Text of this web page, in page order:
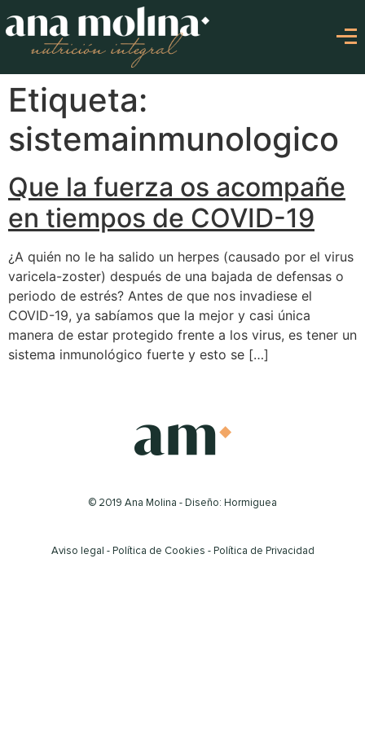
Etiqueta:
sistemainmunologico
Que la fuerza os acompañe
en tiempos de COVID-19
¿A quién no le ha salido un herpes (causado por el virus
varicela-zoster) después de una bajada de defensas o
periodo de estrés? Antes de que nos invadiese el
COVID-19, ya sabíamos que la mejor y casi única
manera de estar protegido frente a los virus, es tener un
sistema inmunológico fuerte y esto se […]
© 2019 Ana Molina - Diseño: Hormiguea
Aviso legal - Política de Cookies - Política de Privacidad